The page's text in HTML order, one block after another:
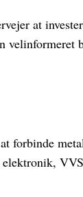
at
forbinde